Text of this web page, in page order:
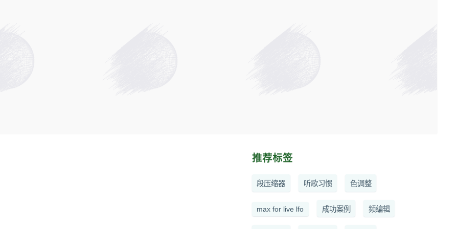
推荐标签
段压缩器 听歌习惯 色调整
max for live lfo 成功案例 频编辑